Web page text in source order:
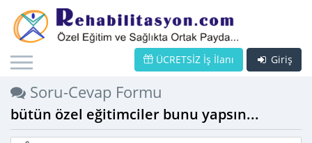
Giriş
ÜCRETSİZ İş İlanı
Soru-Cevap Formu
bütün özel eğitimciler bunu yapsın...